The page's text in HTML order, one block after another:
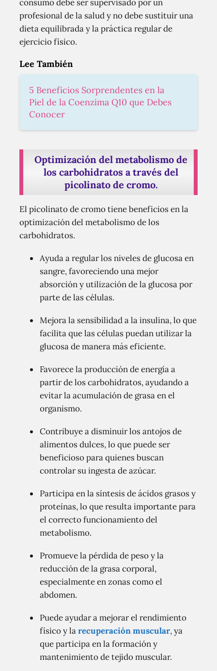
consumo debe ser supervisado por un
profesional de la salud y no debe sustituir una
dieta equilibrada y la práctica regular de
ejercicio físico.
Lee También
5 Beneficios Sorprendentes en la
Piel de la Coenzima Q10 que Debes
Conocer
Optimización del metabolismo de
los carbohidratos a través del
picolinato de cromo.
El picolinato de cromo tiene beneficios en la
optimización del metabolismo de los
carbohidratos.
Ayuda a regular los niveles de glucosa en
sangre, favoreciendo una mejor
absorción y utilización de la glucosa por
parte de las células.
Mejora la sensibilidad a la insulina, lo que
facilita que las células puedan utilizar la
glucosa de manera más eficiente.
Favorece la producción de energía a
partir de los carbohidratos, ayudando a
evitar la acumulación de grasa en el
organismo.
Contribuye a disminuir los antojos de
alimentos dulces, lo que puede ser
beneficioso para quienes buscan
controlar su ingesta de azúcar.
Participa en la síntesis de ácidos grasos y
proteínas, lo que resulta importante para
el correcto funcionamiento del
metabolismo.
Promueve la pérdida de peso y la
reducción de la grasa corporal,
especialmente en zonas como el
abdomen.
Puede ayudar a mejorar el rendimiento
físico y larecuperación muscular, ya
que participa en la formación y
mantenimiento de tejido muscular.